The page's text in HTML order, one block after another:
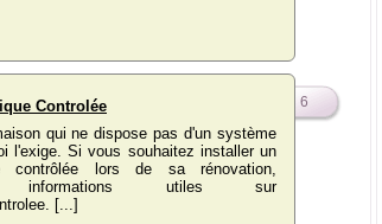
Controlée
qui ne dispose pas d'un système
l'exige. Si vous souhaitez installer un
contrôlée lors de sa rénovation,
utiles sur
[...]
6